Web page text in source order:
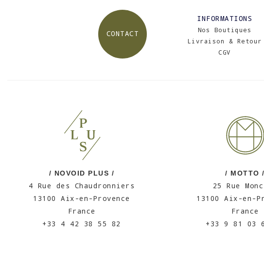
CONTACT
INFORMATIONS
Nos Boutiques
Livraison & Retour
CGV
/ NOVOID PLUS /
4 Rue des Chaudronniers
13100 Aix-en-Provence
France
+33 4 42 38 55 82
/ MOTTO /
25 Rue
13100 Aix-en-
France
+33 9 81 03